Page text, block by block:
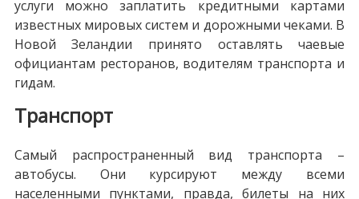
услуги можно заплатить кредитными картами
известных мировых систем и дорожными чеками. В
Новой Зеландии принято оставлять чаевые
официантам ресторанов, водителям транспорта и
гидам.
Транспорт
Самый распространенный вид транспорта –
автобусы. Они курсируют между всеми
населенными пунктами, правда, билеты на них